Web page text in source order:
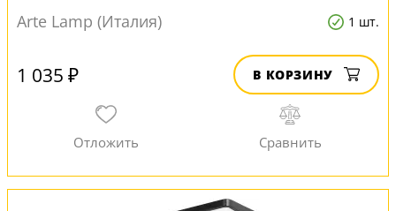
Arte Lamp (Италия) 1 шт.
1 035 ₽ В КОРЗИНУ